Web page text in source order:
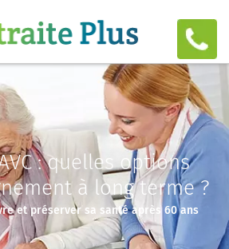
: quelles options
à long terme ?
et préserver sa santé après 60 ans